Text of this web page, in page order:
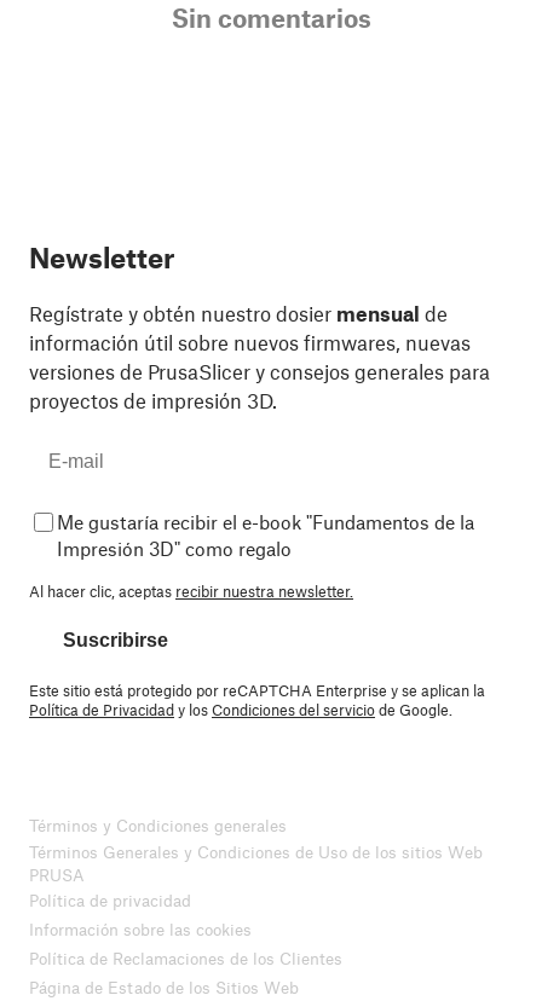
Sin comentarios
Newsletter
Regístrate y obtén nuestro dosier mensual de
información útil sobre nuevos firmwares, nuevas
versiones de PrusaSlicer y consejos generales para
proyectos de impresión 3D.
Me gustaría recibir el e-book "Fundamentos de la
Impresión 3D" como regalo
Al hacer clic, aceptas recibir nuestra newsletter.
Suscribirse
Este sitio está protegido por reCAPTCHA Enterprise y se aplican la
Política de Privacidady losCondiciones del serviciode Google.
Términos y Condiciones generales
Términos Generales y Condiciones de Uso de los sitios Web
PRUSA
Política de privacidad
Información sobre las cookies
Política de Reclamaciones de los Clientes
Página de Estado de los Sitios Web